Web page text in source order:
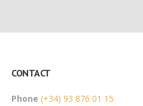
CONTACT
Phone (+34) 93 876 01 15